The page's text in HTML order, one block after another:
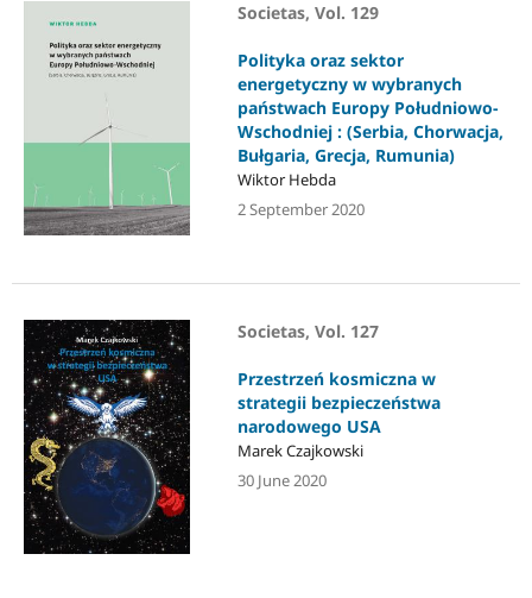
Societas, Vol. 129
Polityka oraz sektor
energetyczny w wybranych
państwach Europy Południowo-
Wschodniej : (Serbia, Chorwacja,
Bułgaria, Grecja, Rumunia)
Wiktor Hebda
2 September 2020
Societas, Vol. 127
Przestrzeń kosmiczna w
strategii bezpieczeństwa
narodowego USA
Marek Czajkowski
30 June 2020